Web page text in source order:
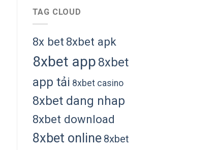
TAG CLOUD
8x bet 8xbet apk
8xbet app 8xbet
app tải 8xbet casino
8xbet dang nhap
8xbet download
8xbet online 8xbet